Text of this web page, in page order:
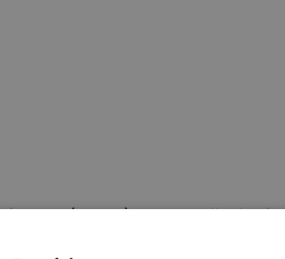
(LL.M.) im Gesellschafts-,
Themenabend an die